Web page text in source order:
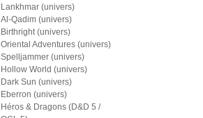
Lankhmar (univers)
Al-Qadim (univers)
Birthright (univers)
Oriental Adventures (univers)
Spelljammer (univers)
Hollow World (univers)
Dark Sun (univers)
Eberron (univers)
Héros & Dragons (D&D 5 /